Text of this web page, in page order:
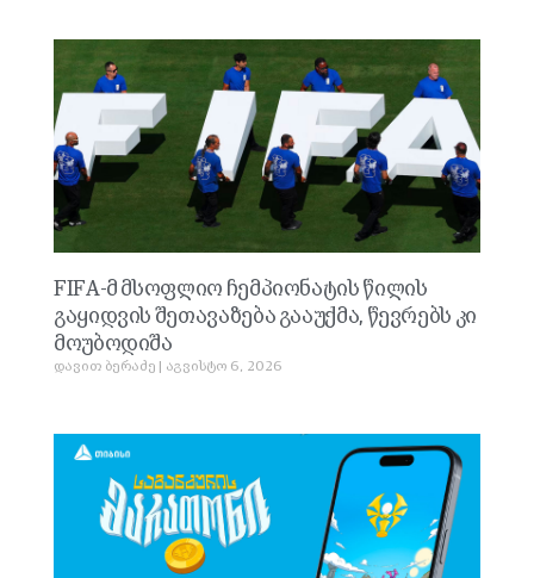
FIFA-მ მსოფლიო ჩემპიონატის წილის
გაყიდვის შეთავაზება გააუქმა, წევრებს კი
მოუბოდიშა
დავით ბერაძე აგვისტო 6, 2026